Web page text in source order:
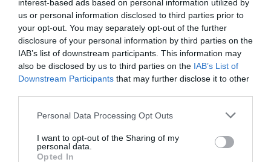
interest-based ads based on personal information utilized by
us or personal information disclosed to third parties prior to
your opt-out. You may separately opt-out of the further
disclosure of your personal information by third parties on the
IAB’s list of downstream participants. This information may
also be disclosed by us to third parties on the IAB’s List of
Downstream Participants that may further disclose it to other
Personal Data Processing Opt Outs
I want to opt-out of the Sharing of my
personal data.
Opted In
Relacionado
darse un beneficio de 153 millones en 2023-2024
8,4 millones de libras(9,9 millones de euros), el doble
club londinense acumula unos números rojos de 19,2
millones de libras (22,6 millones de euros). La media de
las pérdidas netas del
se situó en 2,3 millones
de libras (2,7 millones de euros) en 2023-2024. El